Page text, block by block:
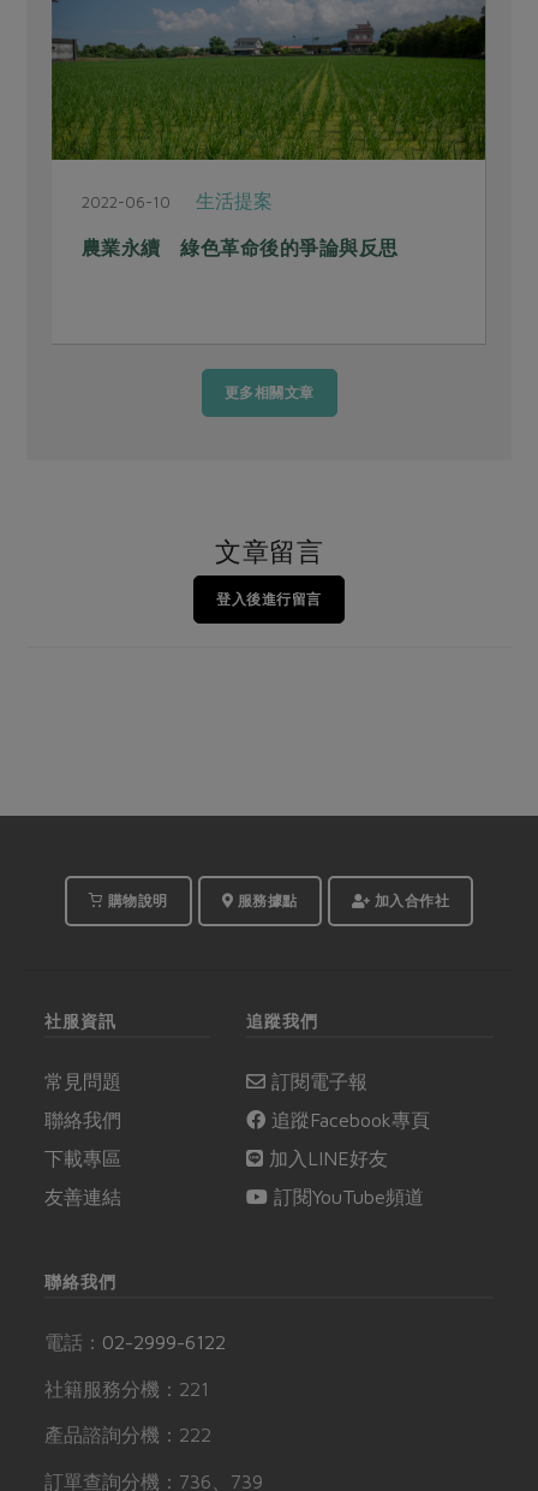
2022-06-10 生活提案
農業永續 綠色革命後的爭論與反思
更多相關文章
文章留言
登入後進行留言
購物說明 服務據點 加入合作社
社服資訊
常見問題
聯絡我們
下載專區
友善連結
追蹤我們
訂閱電子報
追蹤Facebook專頁
加入LINE好友
訂閱YouTube頻道
聯絡我們
電話： 02-2999-6122
社籍服務分機：221
產品諮詢分機：222
訂單查詢分機：736、739